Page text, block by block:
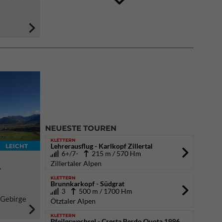
DAV Kletter- & Boulderzentrum München
LEICHT
NEUESTE TOUREN
KLETTERN
Lehrerausflug - Karlkopf Zillertal
6+/7-
215 m / 570 Hm
Zillertaler Alpen
KLETTERN
Brunnkarkopf - Südgrat
3
500 m / 1700 Hm
Ötztaler Alpen
KLETTERN